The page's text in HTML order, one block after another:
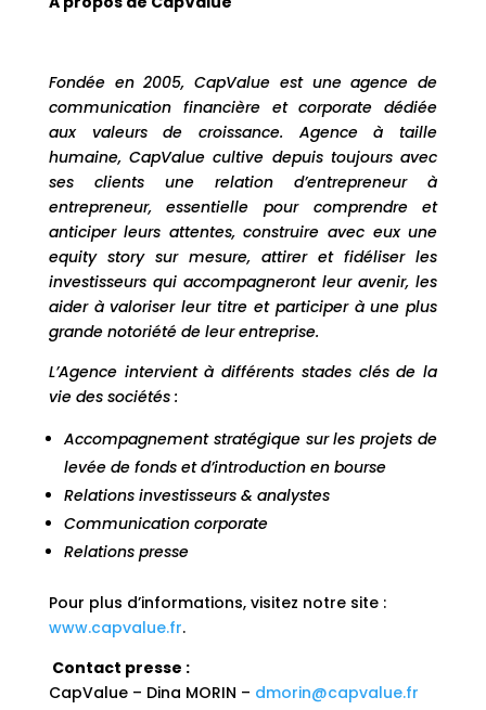
Fondée en 2005, CapValue est uneagence de
communication financièreet corporate dédiée
aux valeurs de croissance. Agence à taille
humaine, CapValue cultive depuis toujours avec
ses clients une relation d’entrepreneur à
entrepreneur, essentielle pour comprendre et
anticiper leurs attentes, construire avec eux une
equity story sur mesure, attirer et fidéliser les
investisseurs qui accompagneront leur avenir, les
aider à valoriser leur titre et participer à une plus
grande notoriété de leur entreprise.
L’Agence intervient à différents stades clés de la
vie des sociétés :
Accompagnement stratégique sur les projets de
levée de fonds et d’introduction en bourse
Relations investisseurs & analystes
Communication corporate
Relations presse
Pour plus d’informations, visitez notre site :
www.capvalue.fr.
Contact presse :
CapValue – Dina MORIN – dmorin@capvalue.fr